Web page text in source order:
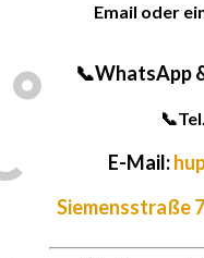
Email oder
📞WhatsApp
📞Tel.
E-Mail:
Siemensstraße